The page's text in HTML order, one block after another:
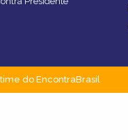
do EncontraBrasil